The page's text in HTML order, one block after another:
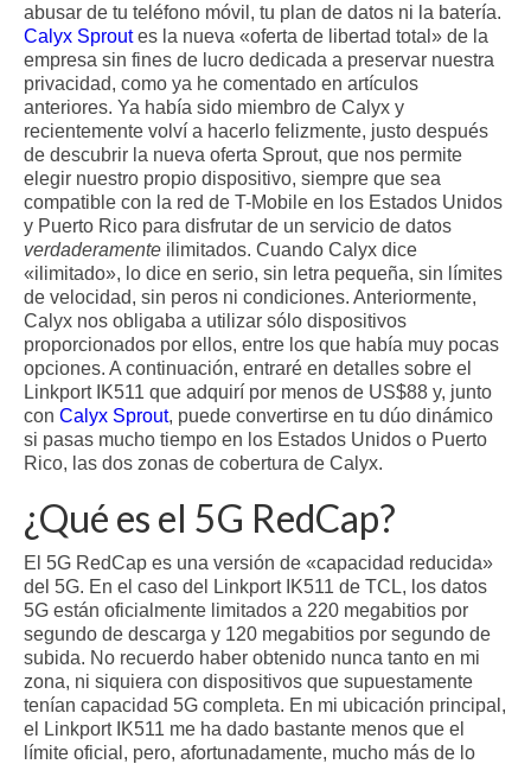
abusar de tu teléfono móvil, tu plan de datos ni la batería.
Calyx Sproutes la nueva «oferta de libertad total» de la
empresa sin fines de lucro dedicada a preservar nuestra
privacidad, como ya he comentado en artículos
anteriores. Ya había sido miembro de Calyx y
recientemente volví a hacerlo felizmente, justo después
de descubrir la nueva oferta Sprout, que nos permite
elegir nuestro propio dispositivo, siempre que sea
compatible con la red de T-Mobile en los Estados Unidos
y Puerto Rico para disfrutar de un servicio de datos
verdaderamente ilimitados. Cuando Calyx dice
«ilimitado», lo dice en serio, sin letra pequeña, sin límites
de velocidad, sin peros ni condiciones. Anteriormente,
Calyx nos obligaba a utilizar sólo dispositivos
proporcionados por ellos, entre los que había muy pocas
opciones. A continuación, entraré en detalles sobre el
Linkport IK511 que adquirí por menos de US$88 y, junto
con Calyx Sprout, puede convertirse en tu dúo dinámico
si pasas mucho tiempo en los Estados Unidos o Puerto
Rico, las dos zonas de cobertura de Calyx.
¿Qué es el 5G RedCap?
El 5G RedCap es una versión de «capacidad reducida»
del 5G. En el caso del Linkport IK511 de TCL, los datos
5G están oficialmente limitados a 220 megabitios por
segundo de descarga y 120 megabitios por segundo de
subida. No recuerdo haber obtenido nunca tanto en mi
zona, ni siquiera con dispositivos que supuestamente
tenían capacidad 5G completa. En mi ubicación principal,
el Linkport IK511 me ha dado bastante menos que el
límite oficial, pero, afortunadamente, mucho más de lo